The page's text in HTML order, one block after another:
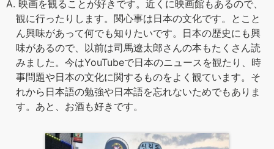
A. 映画を観ることが好きです。近くに映画館もあるので、
観に行ったりします。関心事は日本の文化です。とこと
ん興味があって何でも知りたいです。日本の歴史にも興
味があるので、以前は司馬遼太郎さんの本もたくさん読
みました。今はYouTubeで日本のニュースを観たり、時
事問題や日本の文化に関するものをよく観ています。そ
れから日本語の勉強や日本語を忘れないためでもありま
す。あと、お酒も好きです。